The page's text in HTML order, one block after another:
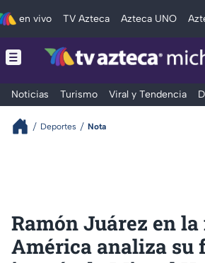
en vivo TV Azteca Azteca UNO
Noticias Turismo Viral y Tendencia
Deportes Nota
Ramón Juárez en
América analiza su